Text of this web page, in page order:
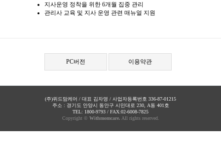
지사운영 정착을 위한 6개월 집중 관리
관리사 교육 및 지사 운영 관련 매뉴얼 지원
PC버전 이용약관
(주)위드맘케어 / 대표 김자영 / 사업자등록번호 336-87-01215
주소 : 경기도 안양시 동안구 시민대로 230, A동 401호
TEL: 1800-9793 / FAX:02-6008-7825
Copyright © Withmomcare. All rights reserved.